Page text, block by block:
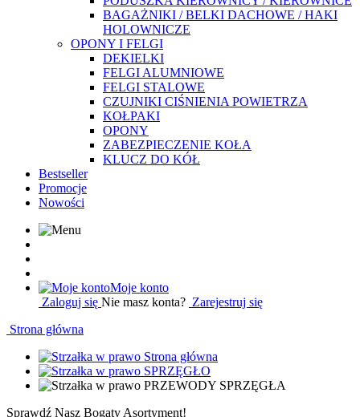
BAGAŻNIKI / BELKI DACHOWE / HAKI
HOLOWNICZE
OPONY I FELGI
DEKIELKI
FELGI ALUMNIOWE
FELGI STALOWE
CZUJNIKI CIŚNIENIA POWIETRZA
KOŁPAKI
OPONY
ZABEZPIECZENIE KOŁA
KLUCZ DO KÓŁ
Bestseller
Promocje
Nowości
Moje konto
Zaloguj się Nie masz konta? Zarejestruj się
Strona główna
Strona główna
SPRZĘGŁO
PRZEWODY SPRZĘGŁA
Sprawdź Nasz Bogaty Asortyment!